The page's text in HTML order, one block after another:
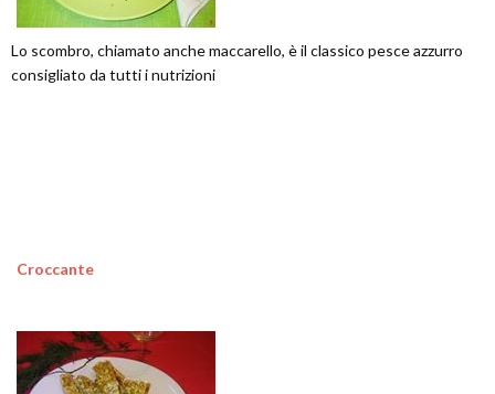
Lo scombro, chiamato anche maccarello, è il classico pesce azzurro
consigliato da tutti i nutrizioni
Croccante